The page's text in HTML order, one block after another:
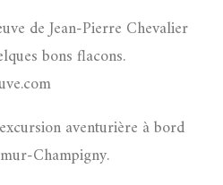
de Jean-Pierre Chevalier
bons flacons.
aventurière à bord
Champigny.